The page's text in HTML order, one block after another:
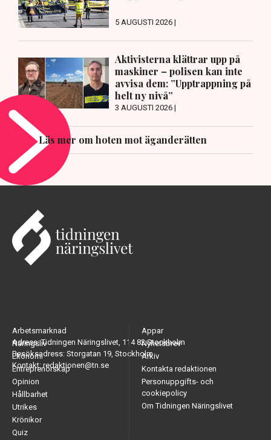
5 AUGUSTI 2026 |
Aktivisterna klättrar upp på
maskiner – polisen kan inte
avvisa dem: ”Upptrappning på
helt ny nivå”
3 AUGUSTI 2026 |
Läs mer om hoten mot äganderätten
Adress: Tidningen Näringslivet, 114 82 Stockholm
Besöksadress: Storgatan 19, Stockholm
Kontakt: redaktionen@tn.se
Arbetsmarknad
Näringsliv
Ekonomi
Entreprenörskap
Opinion
Hållbarhet
Utrikes
Krönikor
Quiz
Appar
Nyhetsbrev
Arkiv
Kontakta redaktionen
Personuppgifts- och
cookiepolicy
Om Tidningen Näringslivet